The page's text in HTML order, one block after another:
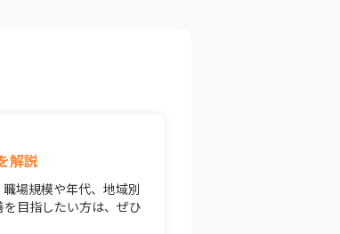
解説
場規模や年代、地域別
目指したい方は、ぜひ